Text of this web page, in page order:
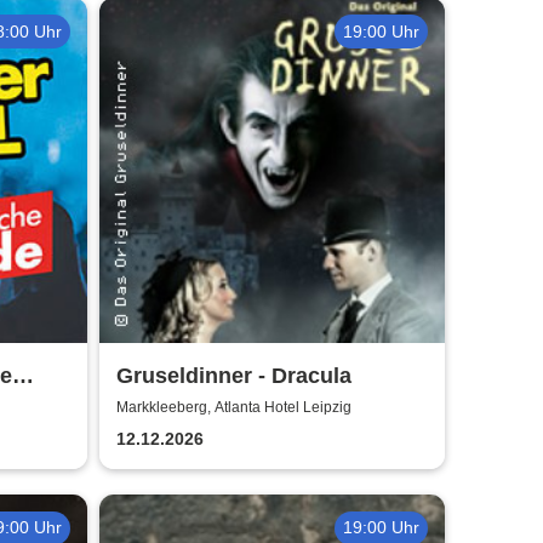
Uhr 19:00 Uhr
Gruseldinner - Dracula
Markkleeberg, Atlanta Hotel Leipzig
12.12.2026
Uhr 19:00 Uhr